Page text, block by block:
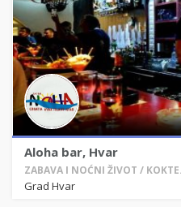
Aloha bar, Hvar
ZABAVA I NOĆNI ŽIVOT /
Grad Hvar